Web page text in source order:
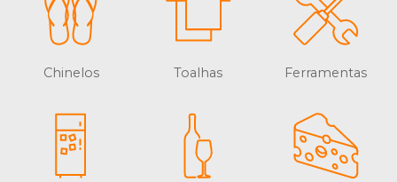
Chinelos Toalhas Ferramentas